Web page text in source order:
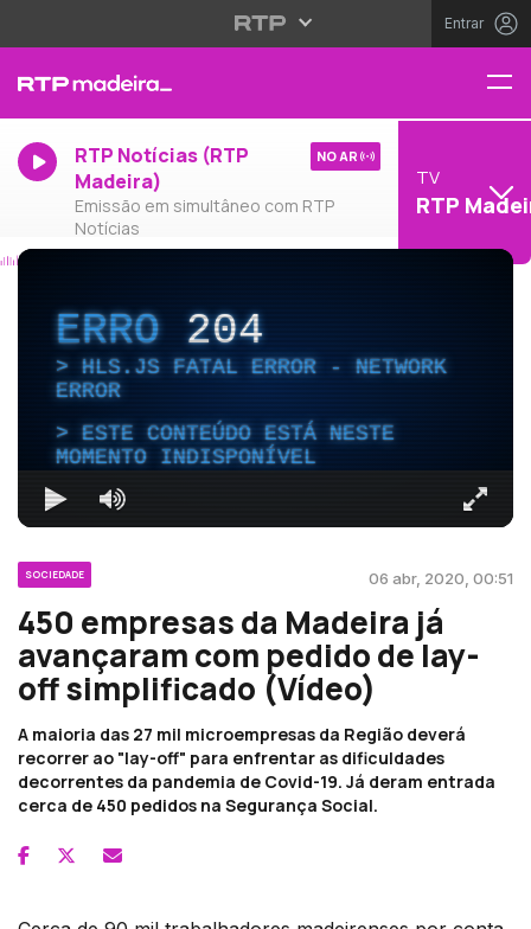
Entrar
RTP Notícias (RTP
Madeira)
Emissão em simultâneo com RTP
Notícias
NO AR
TV
RTP
ERRO204
HLS.JS FATAL ERROR - NETWORK
ERROR
ESTE CONTEÚDO ESTÁ NESTE
MOMENTO INDISPONÍVEL
SOCIEDADE 06 abr, 2020, 00:51
450 empresas da Madeira já
avançaram com pedido de lay-
off simplificado (Vídeo)
A maioria das 27 mil microempresas da Região deverá
recorrer ao "lay-off" para enfrentar as dificuldades
decorrentes da pandemia de Covid-19. Já deram entrada
cerca de 450 pedidos na Segurança Social.